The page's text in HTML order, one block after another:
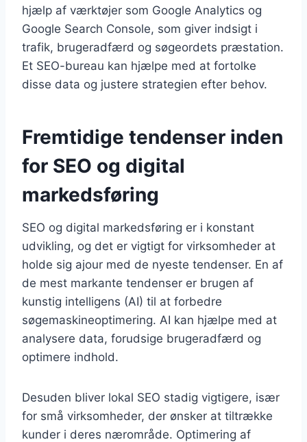
hjælp af værktøjer som Google Analytics og
Google Search Console, som giver indsigt i
trafik, brugeradfærd og søgeordets præstation.
Et SEO-bureau kan hjælpe med at fortolke
disse data og justere strategien efter behov.
Fremtidige tendenser inden
for SEO og digital
markedsføring
SEO og digital markedsføring er i konstant
udvikling, og det er vigtigt for virksomheder at
holde sig ajour med de nyeste tendenser. En af
de mest markante tendenser er brugen af
kunstig intelligens (AI) til at forbedre
søgemaskineoptimering. AI kan hjælpe med at
analysere data, forudsige brugeradfærd og
optimere indhold.
Desuden bliver lokal SEO stadig vigtigere, især
for små virksomheder, der ønsker at tiltrække
kunder i deres nærområde. Optimering af